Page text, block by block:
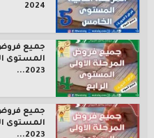
2024
جميع فروض
المستوى
2023...
جميع فروض
المستوى
2023...